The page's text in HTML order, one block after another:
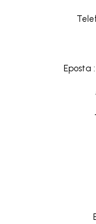
Eposta :